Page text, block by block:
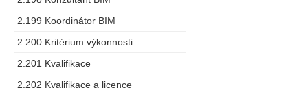
2.199 Koordinátor BIM
2.200 Kritérium výkonnosti
2.201 Kvalifikace
2.202 Kvalifikace a licence